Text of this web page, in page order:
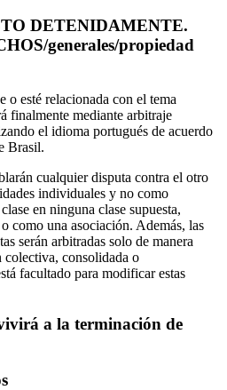
DETENIDAMENTE.
generales/propiedad
o esté relacionada con el tema
finalmente mediante arbitraje
el idioma portugués de acuerdo
Brasil.
cualquier disputa contra el otro
individuales y no como
en ninguna clase supuesta,
como una asociación. Además, las
serán arbitradas solo de manera
consolidada o
facultado para modificar estas
a la terminación de